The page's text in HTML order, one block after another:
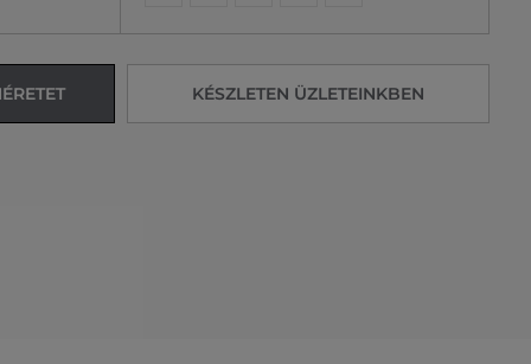
KÉSZLETEN ÜZLETEINKBEN